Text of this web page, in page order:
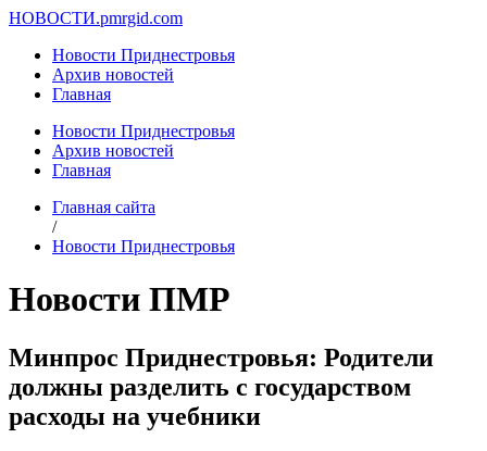
НОВОСТИ.pmrgid.com
Новости Приднестровья
Архив новостей
Главная
Новости Приднестровья
Архив новостей
Главная
Главная сайта
/
Новости Приднестровья
Новости ПМР
Минпрос Приднестровья: Родители
должны разделить с государством
расходы на учебники